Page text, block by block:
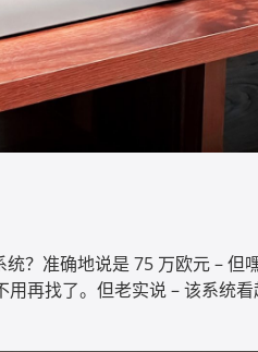
？准确地说是 75 万欧元 – 但
再找了。但老实说 – 该系统